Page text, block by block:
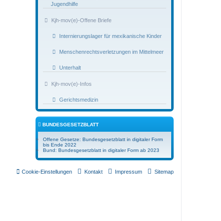
Jugendhilfe
Kjh-mov(e)-Offene Briefe
Internierungslager für mexikanische Kinder
Menschenrechtsverletzungen im Mittelmeer
Unterhalt
Kjh-mov(e)-Infos
Gerichtsmedizin
BUNDESGESETZBLATT
Offene Gesetze: Bundesgesetzblatt in digitaler Form
bis Ende 2022
Bund: Bundesgesetzblatt in digitaler Form ab 2023
Sitemap
Impressum
Kontakt
Cookie-Einstellungen